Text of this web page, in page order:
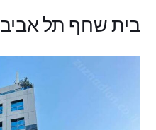
בית שחף תל אביב